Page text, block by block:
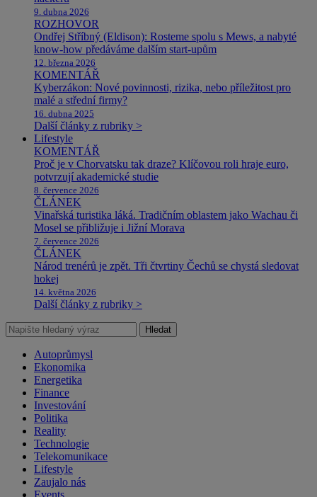
9. dubna 2026
ROZHOVOR
Ondřej Stříbný (Eldison): Rosteme spolu s Mews, a nabyté
know-how předáváme dalším start-upům
12. března 2026
KOMENTÁŘ
Kyberzákon: Nové povinnosti, rizika, nebo příležitost pro
malé a střední firmy?
16. dubna 2025
Další články z rubriky >
Lifestyle
KOMENTÁŘ
Proč je v Chorvatsku tak draze? Klíčovou roli hraje euro,
potvrzují akademické studie
8. července 2026
ČLÁNEK
Vinařská turistika láká. Tradičním oblastem jako Wachau či
Mosel se přibližuje i Jižní Morava
7. července 2026
ČLÁNEK
Národ trenérů je zpět. Tři čtvrtiny Čechů se chystá sledovat
hokej
14. května 2026
Další články z rubriky >
Hledat
Autoprůmysl
Ekonomika
Energetika
Finance
Investování
Politika
Reality
Technologie
Telekomunikace
Lifestyle
Zaujalo nás